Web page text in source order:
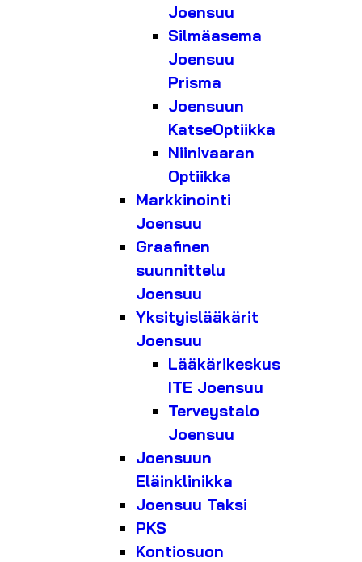
Joensuu
Silmäasema
Joensuu
Prisma
Joensuun
KatseOptiikka
Niinivaaran
Optiikka
Markkinointi
Joensuu
Graafinen
suunnittelu
Joensuu
Yksityislääkärit
Joensuu
Lääkärikeskus
ITE Joensuu
Terveystalo
Joensuu
Joensuun
Eläinklinikka
Joensuu Taksi
PKS
Kontiosuon